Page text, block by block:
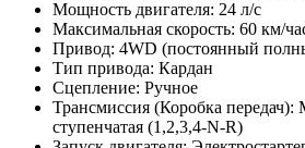
Мощность двигателя: 24 л/с
Максимальная скорость: 60 км/
Привод: 4WD (постоянный
Тип привода: Кардан
Сцепление: Ручное
Трансмиссия (Коробка передач):
ступенчатая (1,2,3,4-N-R)